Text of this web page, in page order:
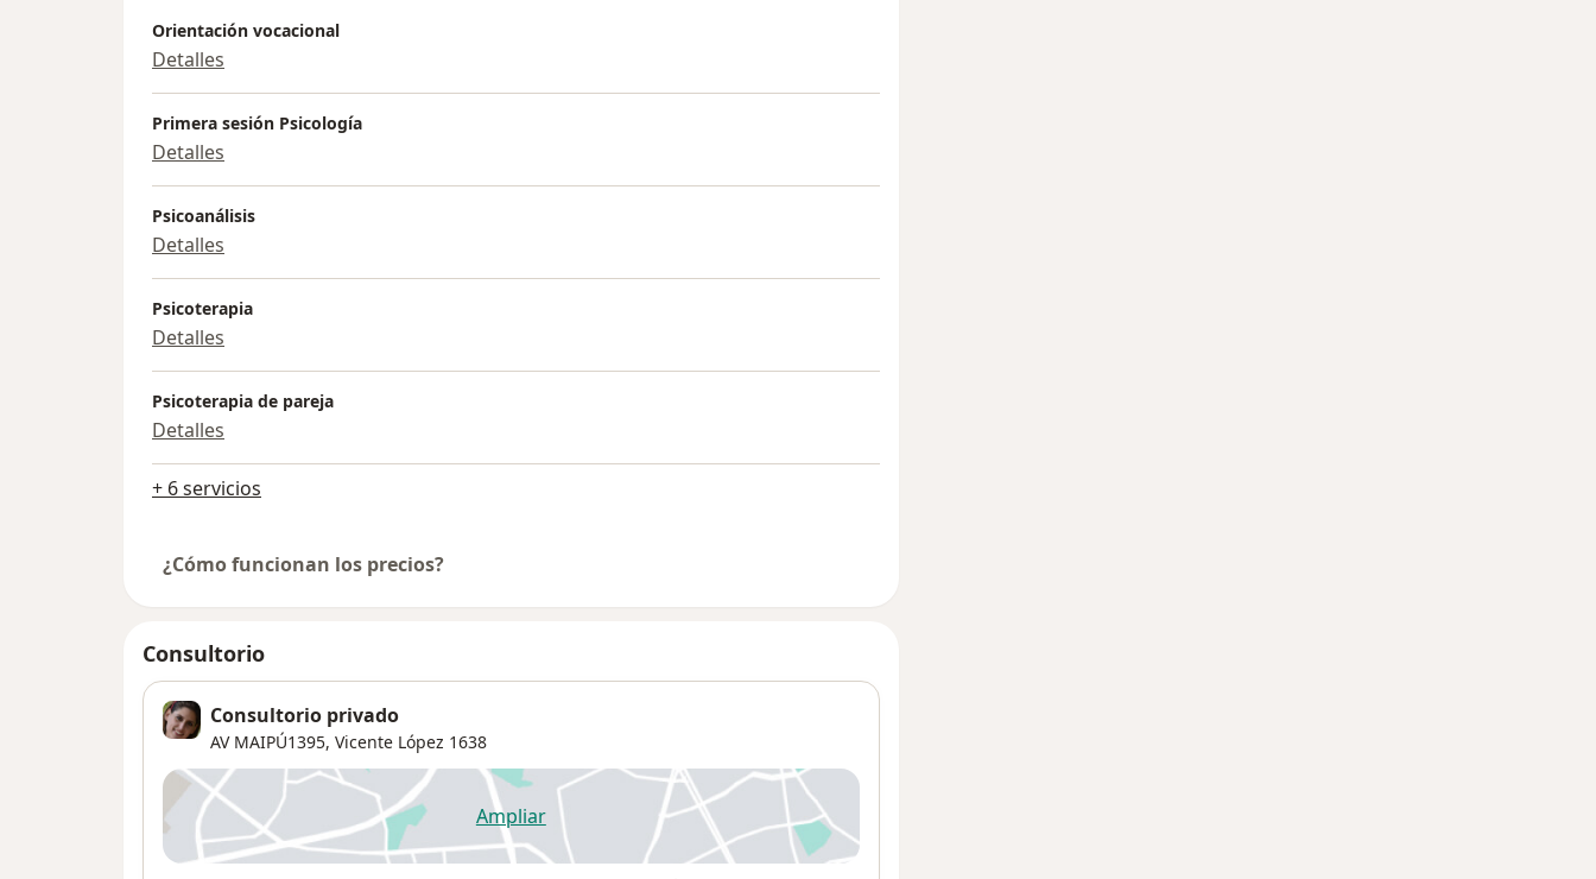
Orientación vocacional
Detalles
Primera sesión Psicología
Detalles
Psicoanálisis
Detalles
Psicoterapia
Detalles
Psicoterapia de pareja
Detalles
+ 6 servicios
¿Cómo funcionan los precios?
Consultorio
Consultorio privado
AV MAIPÚ1395, Vicente López 1638
Ampliarse abre en una nueva pestaña